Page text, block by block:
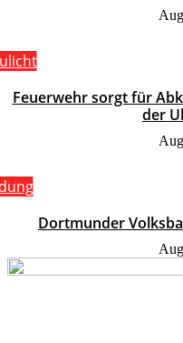
Feuerwehr sorgt für
der
Dortmunder